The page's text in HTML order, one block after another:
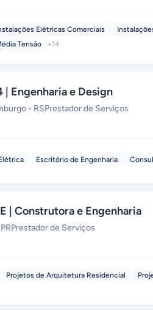
Elétricas Comerciais
Tensão
+14
| Engenharia e Design
- RSPrestador de Serviços
Escritório de Engenharia
| Construtora e Engenharia
PRPrestador de Serviços
Projetos de Arquitetura Residencial